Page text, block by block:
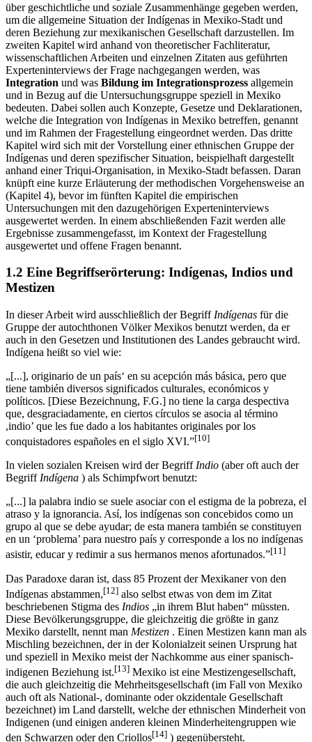
Um sich der Fragestellung zu nähern, soll im Weiteren ein Überblick
über geschichtliche und soziale Zusammenhänge gegeben werden,
um die allgemeine Situation der Indígenas in Mexiko-Stadt und
deren Beziehung zur mexikanischen Gesellschaft darzustellen. Im
zweiten Kapitel wird anhand von theoretischer Fachliteratur,
wissenschaftlichen Arbeiten und einzelnen Zitaten aus geführten
Experteninterviews der Frage nachgegangen werden, was
Integrationund wasBildung im Integrationsprozessallgemein
und in Bezug auf die Untersuchungsgruppe speziell in Mexiko
bedeuten. Dabei sollen auch Konzepte, Gesetze und Deklarationen,
welche die Integration von Indígenas in Mexiko betreffen, genannt
und im Rahmen der Fragestellung eingeordnet werden. Das dritte
Kapitel wird sich mit der Vorstellung einer ethnischen Gruppe der
Indígenas und deren spezifischer Situation, beispielhaft dargestellt
anhand einer Triqui-Organisation, in Mexiko-Stadt befassen. Daran
knüpft eine kurze Erläuterung der methodischen Vorgehensweise an
(Kapitel 4), bevor im fünften Kapitel die empirischen
Untersuchungen mit den dazugehörigen Experteninterviews
ausgewertet werden. In einem abschließenden Fazit werden alle
Ergebnisse zusammengefasst, im Kontext der Fragestellung
1.2 Eine Begriffserörterung: Indígenas, Indios und
In dieser Arbeit wird ausschließlich der BegriffIndígenasfür die
Gruppe der autochthonen Völker Mexikos benutzt werden, da er
auch in den Gesetzen und Institutionen des Landes gebraucht wird.
„[...], originario de un país‘ en su acepción más básica, pero que
tiene también diversos significados culturales, económicos y
políticos. [Diese Bezeichnung, F.G.] no tiene la carga despectiva
que, desgraciadamente, en ciertos círculos se asocia al término
,indio’ que les fue dado a los habitantes originales por los
In vielen sozialen Kreisen wird der BegriffIndio
„[...] la palabra indio se suele asociar con el estigma de la pobreza, el
atraso y la ignorancia. Así, los indígenas son concebidos como un
grupo al que se debe ayudar; de esta manera también se constituyen
en un ‘problema’ para nuestro país y corresponde a los no indígenas
Das Paradoxe daran ist, dass 85 Prozent der Mexikaner von den
Indígenas abstammen, [12]also selbst etwas von dem im Zitat
beschriebenen Stigma desIndios„in ihrem Blut haben“ müssten.
Diese Bevölkerungsgruppe, die gleichzeitig die größte in ganz
Mexiko darstellt, nennt manMestizen. Einen Mestizen kann man als
Mischling bezeichnen, der in der Kolonialzeit seinen Ursprung hat
und speziell in Mexiko meist der Nachkomme aus einer spanisch-
indigenen Beziehung ist. [13]Mexiko ist eine Mestizengesellschaft,
die auch gleichzeitig die Mehrheitsgesellschaft (im Fall von Mexiko
auch oft als National-, dominante oder okzidentale Gesellschaft
bezeichnet) im Land darstellt, welche der ethnischen Minderheit von
Indigenen (und einigen anderen kleinen Minderheitengruppen wie